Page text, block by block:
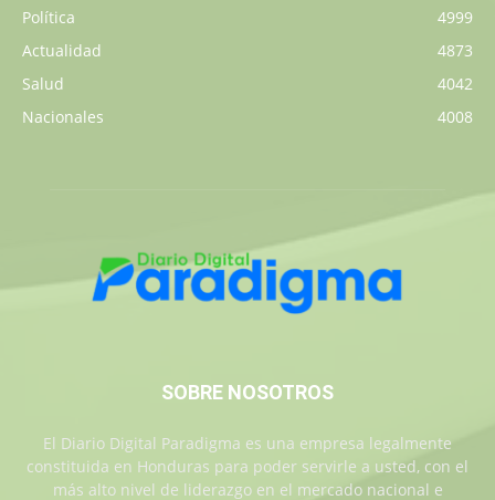
Política
4999
Actualidad
4873
Salud
4042
Nacionales
4008
SOBRE NOSOTROS
El Diario Digital Paradigma es una empresa legalmente
constituida en Honduras para poder servirle a usted, con el
más alto nivel de liderazgo en el mercado nacional e